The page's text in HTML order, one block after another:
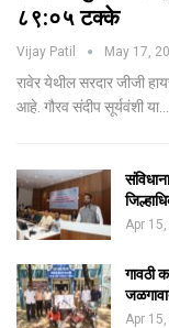
८९:०५ टक्के
Vijay Patil May 17,
रावेर येथील सरदार जीजी
आहे. गौरव संदीप सूर्यवंशी या…
Apr
गावठी
Apr